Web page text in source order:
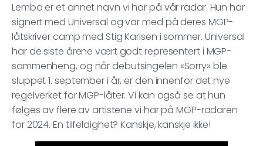
Lembo er et annet navn vi har på vår radar. Hun har
signert med Universal og var med på deres MGP-
låtskriver camp med Stig Karlsen i sommer. Universal
har de siste årene vært godt representert i MGP-
sammenheng, og når debutsingelen «Sorry» ble
sluppet 1. september i år, er den innenfor det nye
regelverket for MGP-låter. Vi kan også se at hun
følges av flere av artistene vi har på MGP-radaren
for 2024. En tilfeldighet? Kanskje, kanskje ikke!